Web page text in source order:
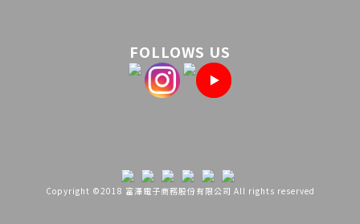
FOLLOWS US
Copyright ©2018 富澤電子商務股份有限公司 All rights reserved